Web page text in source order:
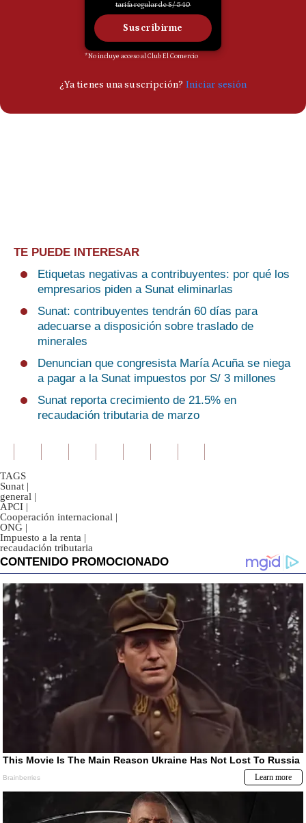
TE PUEDE INTERESAR
Etiquetas negativas a contribuyentes: por qué los
empresarios piden a Sunat eliminarlas
Sunat: contribuyentes tendrán 60 días para
adecuarse a disposición sobre traslado de
minerales
Denuncian que congresista María Acuña se niega
a pagar a la Sunat impuestos por S/ 3 millones
Sunat reporta crecimiento de 21.5% en
recaudación tributaria de marzo
TAGS
Sunat |
general |
APCI |
Cooperación internacional |
ONG |
Impuesto a la renta |
recaudación tributaria